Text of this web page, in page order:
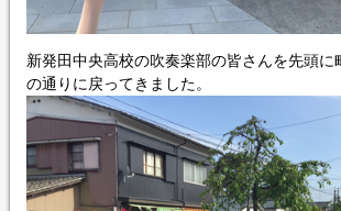
新発田中央高校の吹奏楽部の皆さんを先頭に
の通りに戻ってきました。